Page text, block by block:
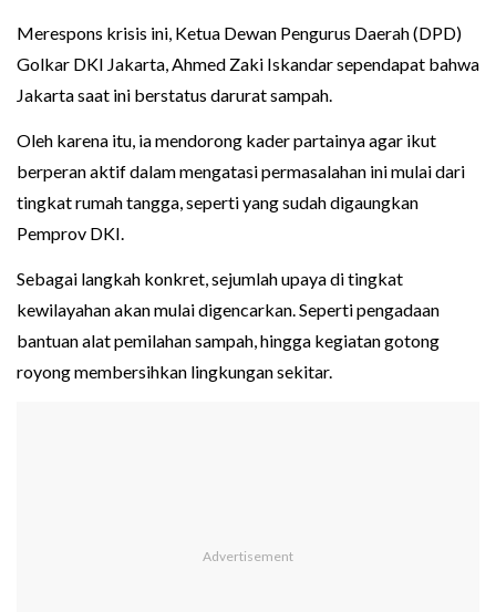
Merespons krisis ini, Ketua Dewan Pengurus Daerah (DPD)
Golkar DKI Jakarta, Ahmed Zaki Iskandar sependapat bahwa
Jakarta saat ini berstatus darurat sampah.
Oleh karena itu, ia mendorong kader partainya agar ikut
berperan aktif dalam mengatasi permasalahan ini mulai dari
tingkat rumah tangga, seperti yang sudah digaungkan
Pemprov DKI.
Sebagai langkah konkret, sejumlah upaya di tingkat
kewilayahan akan mulai digencarkan. Seperti pengadaan
bantuan alat pemilahan sampah, hingga kegiatan gotong
royong membersihkan lingkungan sekitar.